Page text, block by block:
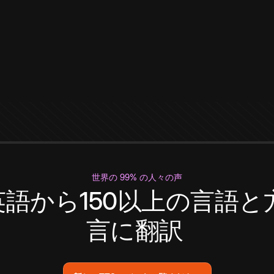
世界の 99% の人々の声
から150以上の言語と
言に翻訳